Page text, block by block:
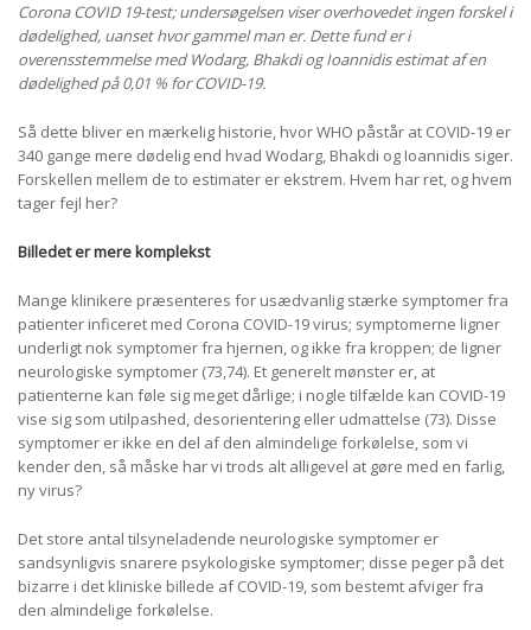
Corona COVID 19-test; undersøgelsen viser overhovedet ingen forskel i
dødelighed, uanset hvor gammel man er. Dette fund er i
overensstemmelse med Wodarg, Bhakdi og Ioannidis estimat af en
dødelighed på 0,01 % for COVID-19.
Så dette bliver en mærkelig historie, hvor WHO påstår at COVID-19 er
340 gange mere dødelig end hvad Wodarg, Bhakdi og Ioannidis siger.
Forskellen mellem de to estimater er ekstrem. Hvem har ret, og hvem
tager fejl her?
Billedet er mere komplekst
Mange klinikere præsenteres for usædvanlig stærke symptomer fra
patienter inficeret med Corona COVID-19 virus; symptomerne ligner
underligt nok symptomer fra hjernen, og ikke fra kroppen; de ligner
neurologiske symptomer (73,74). Et generelt mønster er, at
patienterne kan føle sig meget dårlige; i nogle tilfælde kan COVID-19
vise sig som utilpashed, desorientering eller udmattelse (73). Disse
symptomer er ikke en del af den almindelige forkølelse, som vi
kender den, så måske har vi trods alt alligevel at gøre med en farlig,
ny virus?
Det store antal tilsyneladende neurologiske symptomer er
sandsynligvis snarere psykologiske symptomer; disse peger på det
bizarre i det kliniske billede af COVID-19, som bestemt afviger fra
den almindelige forkølelse.